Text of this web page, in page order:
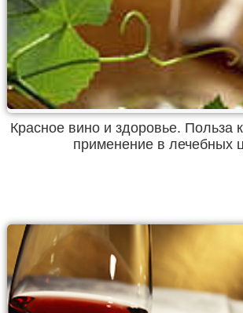
Красное вино и здоровье. Польза
применение в лечебных